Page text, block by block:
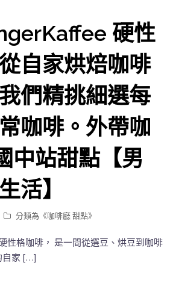
硬性
自家烘焙咖啡
們精挑細選每
咖啡。外帶咖
中站甜點【男
活】
分類為《咖啡廳 甜點》
性格咖啡， 是一間從選豆、烘豆到咖啡
自家 […]